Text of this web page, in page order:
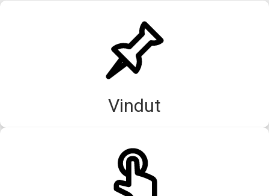
Vindut